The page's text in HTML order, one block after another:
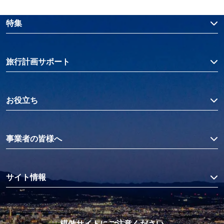
特集
旅行計画サポート
お役立ち
事業者の皆様へ
サイト情報